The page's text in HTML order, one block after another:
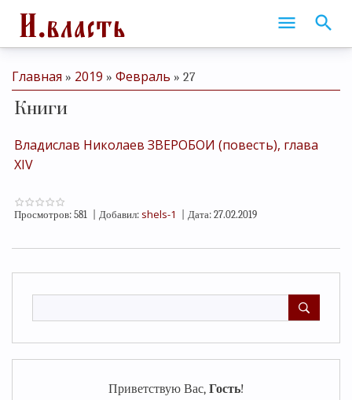
Приветствую Вас, Гость!
Главная » 2019 » Февраль » 27
Книги
Владислав Николаев ЗВЕРОБОИ (повесть), глава
XIV
Просмотров: 581 Добавил: shels-1 Дата: 27.02.2019